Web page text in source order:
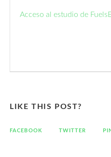
Acceso al estudio de
LIKE THIS POST?
FACEBOOK TWITTER